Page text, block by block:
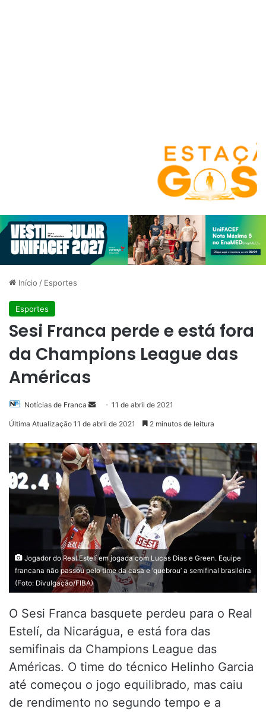
Início / Esportes
Esportes
Sesi Franca perde e está fora
da Champions League das
Américas
Notícias de Franca
Mande
mail
11 de abril de 2021
Última Atualização 11 de abril de 2021 2 minutos de leitura
Jogador do Real Estelí em jogada com Lucas Dias e Green. Equipe
francana não passou pelo time da casa e ‘quebrou’ a semifinal brasileira
(Foto: Divulgação/FIBA)
O Sesi Franca basquete perdeu para o Real
Estelí, da Nicarágua, e está fora das
semifinais da Champions League das
Américas. O time do técnico Helinho Garcia
até começou o jogo equilibrado, mas caiu
de rendimento no segundo tempo e a